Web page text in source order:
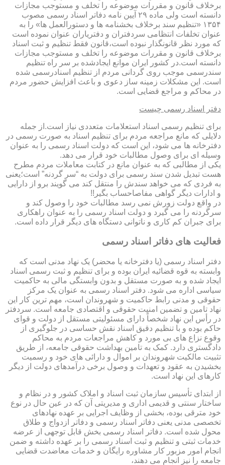
برخلاف قانون و مقررات موضوعه را تخلف و مستوجب مجازات
دانسته است ولی ماده ۲۹ آیین نامه دفاتر اسناد رسمی مصوب
۱۳۵۴ «تنظیم سند برخلاف بخشنامه ها و دستورالعمل ها» را به
عنوان تخلفات انتظامی سردفتران و دفتریاران عنوان نموده است
که مورد نظر قانونگذار نبوده است،قانون فقط تنظیم و ثبت اسناد
برخلاف قانون و مقررات موضوعه را تخلف و مستوجب مجازات
دانسته است.در کشور ایران موانع ایجادشده بر سر راه تنظیم
سندرسمی موجب روی گردانی مردم از تنظیم اسنادرسمی شده
است. این مشکلات زمینه ساز دعوی و باعث افزایش حضور مردم
در محاکم و مراجع قضایی است.
دفتر اسناد رسمی چیست
برای تنظیم رسمی اسناد استعلامات متعددی نیاز است.از جمله
دلایلی که مانع مراجعه مردم برای تنظیم اسناد به صورت رسمی در
دفترخانه ها می شود، این است که دولت اسناد رسمی را به عنوان
وسیله ای برای وصول مطالبات خود قرار می دهد.
یکی از مطالبی که به عنوان مانع در کتابت معاملات مردم مطرح
هست تبدیل شدن سند رسمی برای دولت به “سر گردنه” است؛یعنی
به فردی که می خواهد سندش را منتقل کند می گویند برو از دارایی
و ادارات دیگر گواهی مفاصاحساب بگیر!!
در واقع دولت زورش نمی رسد مطالبات خود را وصول کند و
سرگردنه را می گیرد و دولت اسناد رسمی را به عنوان راهکاری
برای جبران کم کاری و ناتوانی دستگاه های دیگر قرار داده است.
فعالیت های دفاتر اسناد رسمی
دفتر اسناد رسمی (یا دفترخانه یا محضر) یک نهاد مدنی است که
وابسته به قوه قضائیه ایران بوده و برای تنظیم و ثبت رسمی اسناد
ایجاد شده و به صورت مستقل و بدون وابستگی مالی به حاکمیت
سیاسی اداره می شود. دفتر اسناد رسمی به عنوان یک مرکز
حقوقی و مدنی رابط حاکمیت و شهروندان است، مهم ترین کار این
نهاد تامین و تضمین امنیت حقوقی و اقتصادی جامعه است. سردفتر
در رأس این نهاد شخصاً دارای مسئولیتی مستقل از دولت و قوای
حاکم بوده و با تنظیم دقیق اسناد نقش حساسی در جلوگیری از
وقوع نزاع های بی مورد و کاهش مراجعات مردم به محاکم
دادگستری دارد. کمک به تامین بهداشت حقوقی جامعه، از طریق
تثبیت مالکیت شهروندان بر اموال و دارائی های خود و رسمیت
بخشیدن به عقود و تعهدات و وصول برخی درآمدهای دولت از دیگر
کارهای این نهاد است.
از ابتدای تأسیس سازمان ثبت اسناد و املاک کشور و در نظام و
ساختار سنتی و قدیمی اداری و مدیریتی آن که در عین حال در نوع
خود مترقی بوده، بخشی از وظایف اجرایی بر عهده نهادهای
تخصصی مدنی یعنی دفاتر اسناد رسمی و دفاتر ازدواج و طلاق
محول شده است. دفاتر اسناد رسمی بخش قابل توجهی از عرضه
خدمات ثبتی و تنظیم و ثبت اسناد رسمی را بر عهده داشته و ضمن
انجام امور مزبور کار مشاوره رایگان و خدمات معاضدت قضایی
جامعه را نیز انجام می دهند،